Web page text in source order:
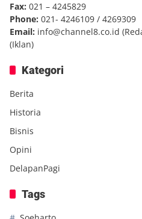
Fax: 021 – 4245829
Phone: 021- 4246109 / 4269309
Email: info@channel8.co.id
(Iklan)
Kategori
Berita
Historia
Bisnis
Opini
DelapanPagi
Tags